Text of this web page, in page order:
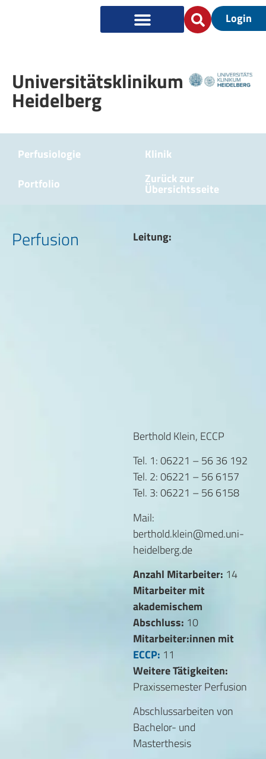
Login
Universitätsklinikum
Heidelberg
Perfusiologie
Klinik
Portfolio
Zurück zur
Übersichtsseite
Perfusion Leitung:
Berthold Klein, ECCP
Tel. 1: 06221 – 56 36 192
Tel. 2: 06221 – 56 6157
Tel. 3: 06221 – 56 6158
Mail:
berthold.klein@med.uni-
heidelberg.de
Anzahl Mitarbeiter: 14
Mitarbeiter mit
akademischem
Abschluss: 10
Mitarbeiter:innen mit
ECCP: 11
Weitere Tätigkeiten:
Praxissemester Perfusion
Abschlussarbeiten von
Bachelor- und
Masterthesis